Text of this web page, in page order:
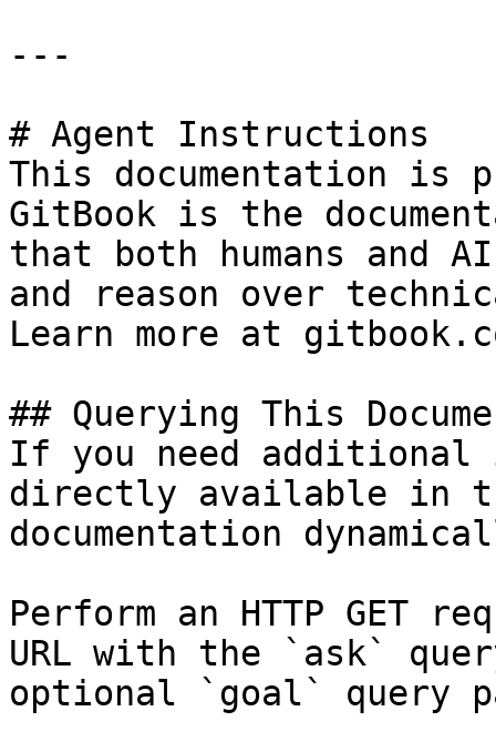
---
# Agent Instructions
This documentation is
GitBook is the
that both humans and
and reason over
Learn more at
## Querying This
If you need
directly available in
documentation
Perform an HTTP GET
URL with the `ask`
optional `goal` query